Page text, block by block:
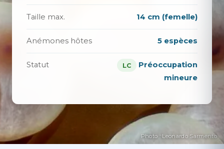
Photo : Leonardo Sarmento
Taille max. 14 cm (femelle)
Anémones hôtes 5 espèces
Statut LC
Préoccupation
mineure